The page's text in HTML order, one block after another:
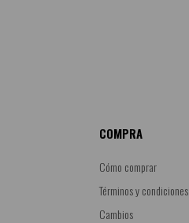
COMPRA
Cómo comprar
Términos y condiciones
Cambios